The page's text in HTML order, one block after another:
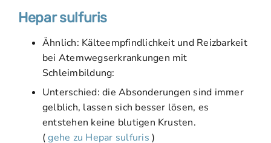
Hepar sulfuris
Ähnlich: Kälteempfindlichkeit und Reizbarkeit
bei Atemwegserkrankungen mit
Schleimbildung:
Unterschied: die Absonderungen sind immer
gelblich, lassen sich besser lösen, es
entstehen keine blutigen Krusten.
(gehe zu Hepar sulfuris )